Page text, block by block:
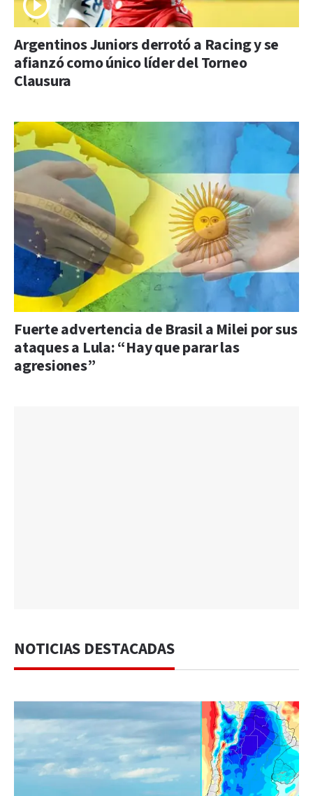
Argentinos Juniors derrotó a Racing y se
afianzó como único líder del Torneo
Clausura
Fuerte advertencia de Brasil a Milei por sus
ataques a Lula: “Hay que parar las
agresiones”
NOTICIAS DESTACADAS